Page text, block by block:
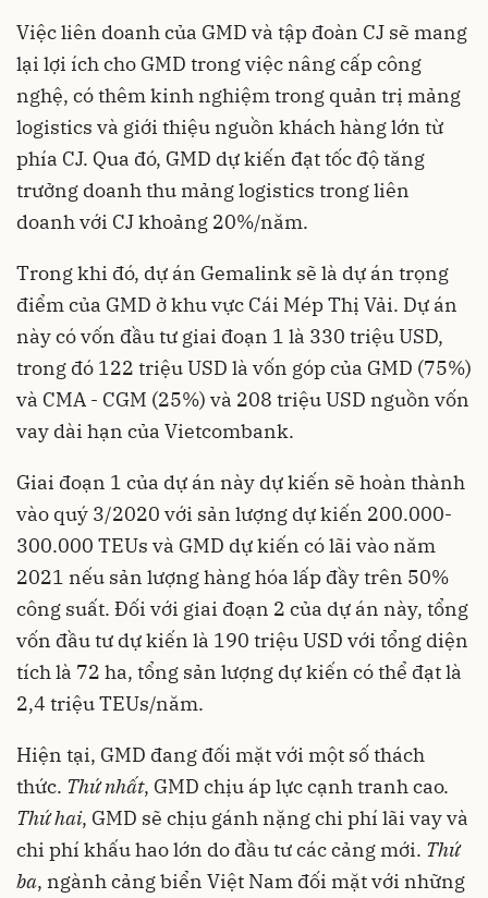
Việc liên doanh của GMD và tập đoàn CJ sẽ mang
lại lợi ích cho GMD trong việc nâng cấp công
nghệ, có thêm kinh nghiệm trong quản trị mảng
logistics và giới thiệu nguồn khách hàng lớn từ
phía CJ. Qua đó, GMD dự kiến đạt tốc độ tăng
trưởng doanh thu mảng logistics trong liên
doanh với CJ khoảng 20%/năm.
Trong khi đó, dự án Gemalink sẽ là dự án trọng
điểm của GMD ở khu vực Cái Mép Thị Vải. Dự án
này có vốn đầu tư giai đoạn 1 là 330 triệu USD,
trong đó 122 triệu USD là vốn góp của GMD (75%)
và CMA - CGM (25%) và 208 triệu USD nguồn vốn
vay dài hạn của Vietcombank.
Giai đoạn 1 của dự án này dự kiến sẽ hoàn thành
vào quý 3/2020 với sản lượng dự kiến 200.000-
300.000 TEUs và GMD dự kiến có lãi vào năm
2021 nếu sản lượng hàng hóa lấp đầy trên 50%
công suất. Đối với giai đoạn 2 của dự án này, tổng
vốn đầu tư dự kiến là 190 triệu USD với tổng diện
tích là 72 ha, tổng sản lượng dự kiến có thể đạt là
2,4 triệu TEUs/năm.
Hiện tại, GMD đang đối mặt với một số thách
thức. Thứ nhất, GMD chịu áp lực cạnh tranh cao.
Thứ hai, GMD sẽ chịu gánh nặng chi phí lãi vay và
chi phí khấu hao lớn do đầu tư các cảng mới. Thứ
ba, ngành cảng biển Việt Nam đối mặt với những